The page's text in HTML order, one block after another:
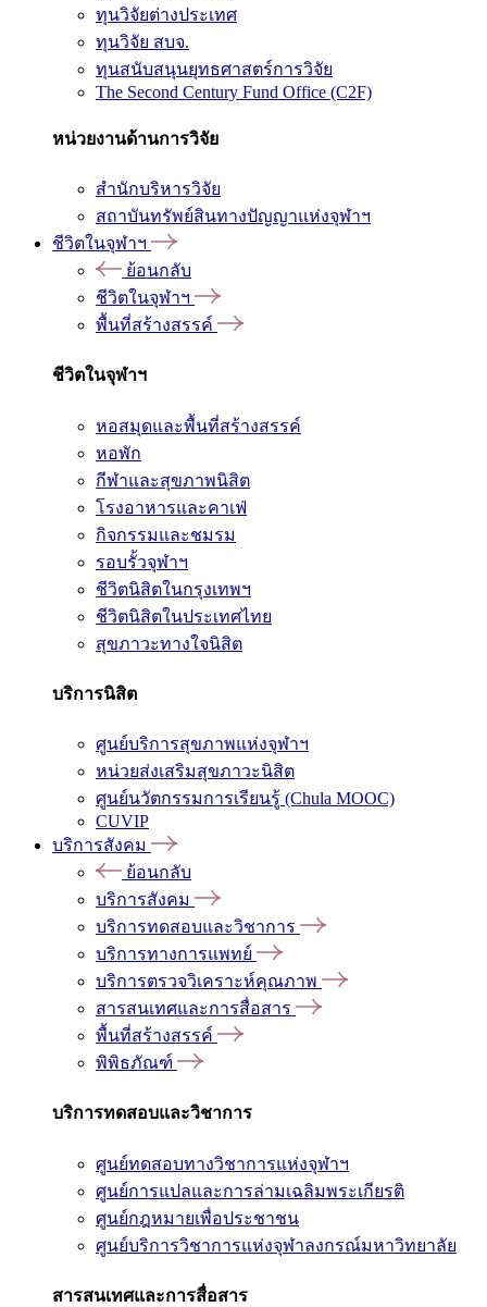
ทุนวิจัยต่างประเทศ
ทุนวิจัย สบจ.
ทุนสนับสนุนยุทธศาสตร์การวิจัย
The Second Century Fund Office (C2F)
หน่วยงานด้านการวิจัย
สำนักบริหารวิจัย
สถาบันทรัพย์สินทางปัญญาแห่งจุฬาฯ
ชีวิตในจุฬาฯ
ย้อนกลับ
ชีวิตในจุฬาฯ
พื้นที่สร้างสรรค์
ชีวิตในจุฬาฯ
หอสมุดและพื้นที่สร้างสรรค์
หอพัก
กีฬาและสุขภาพนิสิต
โรงอาหารและคาเฟ่
กิจกรรมและชมรม
รอบรั้วจุฬาฯ
ชีวิตนิสิตในกรุงเทพฯ
ชีวิตนิสิตในประเทศไทย
สุขภาวะทางใจนิสิต
บริการนิสิต
ศูนย์บริการสุขภาพแห่งจุฬาฯ
หน่วยส่งเสริมสุขภาวะนิสิต
ศูนย์นวัตกรรมการเรียนรู้ (Chula MOOC)
CUVIP
บริการสังคม
ย้อนกลับ
บริการสังคม
บริการทดสอบและวิชาการ
บริการทางการแพทย์
บริการตรวจวิเคราะห์คุณภาพ
สารสนเทศและการสื่อสาร
พื้นที่สร้างสรรค์
พิพิธภัณฑ์
บริการทดสอบและวิชาการ
ศูนย์ทดสอบทางวิชาการแห่งจุฬาฯ
ศูนย์การแปลและการล่ามเฉลิมพระเกียรติ
ศูนย์กฎหมายเพื่อประชาชน
ศูนย์บริการวิชาการแห่งจุฬาลงกรณ์มหาวิทยาลัย
สารสนเทศและการสื่อสาร